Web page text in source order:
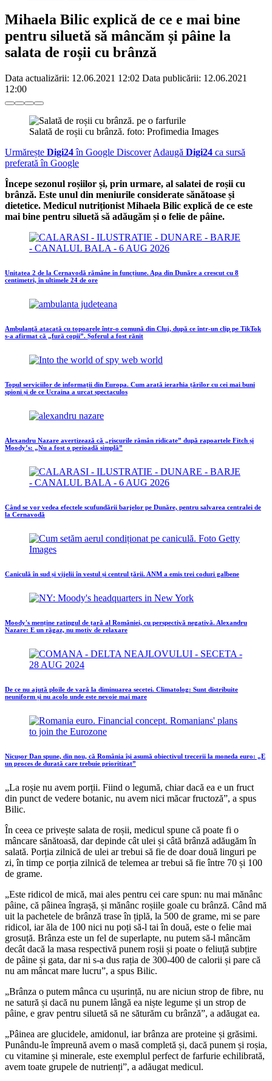
Mihaela Bilic explică de ce e mai bine
pentru siluetă să mâncăm și pâine la
salata de roșii cu brânză
Data actualizării: 12.06.2021 12:02 Data publicării: 12.06.2021
12:00
Salată de roșii cu brânză. foto: Profimedia Images
Urmărește Digi24în Google Discover Adaugă Digi24 ca sursă
preferată în Google
Începe sezonul roșiilor și, prin urmare, al salatei de roșii cu
brânză. Este unul din meniurile considerate sănătoase și
dietetice. Medicul nutriționist Mihaela Bilic explică de ce este
mai bine pentru siluetă să adăugăm și o felie de pâine.
Unitatea 2 de la Cernavodă rămâne în funcțiune. Apa din Dunăre a crescut cu 8
centimetri, în ultimele 24 de ore
Ambulanţă atacată cu topoarele într-o comună din Cluj, după ce într-un clip pe TikTok
s-a afirmat că „fură copii”. Șoferul a fost rănit
Topul serviciilor de informații din Europa. Cum arată ierarhia țărilor cu cei mai buni
spioni și de ce Ucraina a urcat spectaculos
Alexandru Nazare avertizează că „riscurile rămân ridicate” după rapoartele Fitch și
Moody’s: „Nu a fost o perioadă simplă”
Când se vor vedea efectele scufundării barjelor pe Dunăre, pentru salvarea centralei de
la Cernavodă
Caniculă în sud și vijelii în vestul și centrul țării. ANM a emis trei coduri galbene
Moody's menține ratingul de țară al României, cu perspectivă negativă. Alexandru
Nazare: E un răgaz, nu motiv de relaxare
De ce nu ajută ploile de vară la diminuarea secetei. Climatolog: Sunt distribuite
neuniform și nu acolo unde este nevoie mai mare
Nicușor Dan spune, din nou, că România își asumă obiectivul trecerii la moneda euro: „E
un proces de durată care trebuie prioritizat”
„La roșie nu avem porții. Fiind o legumă, chiar dacă ea e un fruct
din punct de vedere botanic, nu avem nici măcar fructoză”, a spus
Bilic.
În ceea ce privește salata de roșii, medicul spune că poate fi o
mâncare sănătoasă, dar depinde cât ulei și câtă brânză adăugăm în
salată. Porția zilnică de ulei ar trebui să fie de doar două linguri pe
zi, în timp ce porția zilnică de telemea ar trebui să fie între 70 și 100
de grame.
„Este ridicol de mică, mai ales pentru cei care spun: nu mai mănânc
pâine, că pâinea îngrașă, și mănânc roșiile goale cu brânză. Când mă
uit la pachetele de brânză trase în țiplă, la 500 de grame, mi se pare
ridicol, iar ăla de 100 nici nu poți să-l tai în două, este o felie mai
grosuță. Brânza este un fel de superlapte, nu putem să-l mâncăm
decât dacă la masa respectivă punem roșii și poate o feliuță subțire
de pâine și gata, dar ni s-a dus rația de 300-400 de calorii și pare că
nu am mâncat mare lucru”, a spus Bilic.
„Brânza o putem mânca cu ușurință, nu are niciun strop de fibre, nu
ne satură și dacă nu punem lângă ea niște legume și un strop de
pâine, e grav pentru siluetă să ne săturăm cu brânză”, a adăugat ea.
„Pâinea are glucidele, amidonul, iar brânza are proteine și grăsimi.
Punându-le împreună avem o masă completă și, dacă punem și roșia,
cu vitamine și minerale, este exemplul perfect de farfurie echilibrată,
avem toate grupele de nutrienți”, a adăugat medicul.